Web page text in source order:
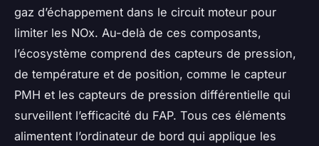
gaz d’échappement dans le circuit moteur pour
limiter les NOx. Au-delà de ces composants,
l’écosystème comprend des capteurs de pression,
de température et de position, comme le capteur
PMH et les capteurs de pression différentielle qui
surveillent l’efficacité du FAP. Tous ces éléments
alimentent l’ordinateur de bord qui applique les